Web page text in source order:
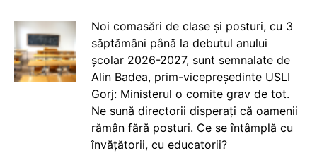
Noi comasări de clase și posturi, cu 3
săptămâni până la debutul anului
școlar 2026-2027, sunt semnalate de
Alin Badea, prim-vicepreședinte USLI
Gorj: Ministerul o comite grav de tot.
Ne sună directorii disperați că oamenii
rămân fără posturi. Ce se întâmplă cu
învățătorii, cu educatorii?